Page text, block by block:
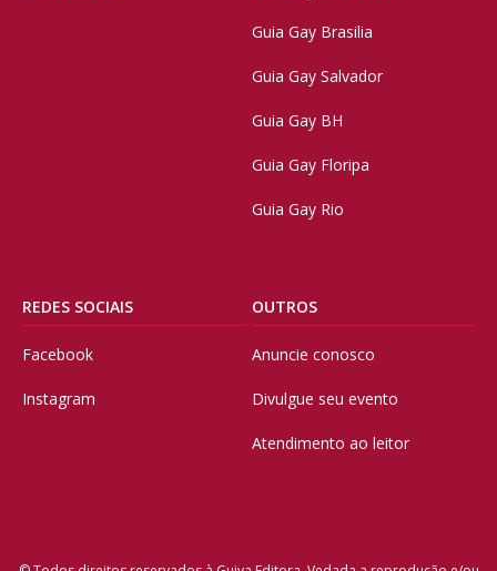
Guia Gay Brasilia
Guia Gay Salvador
Guia Gay BH
Guia Gay Floripa
Guia Gay Rio
REDES SOCIAIS
Facebook
Instagram
OUTROS
Anuncie conosco
Divulgue seu evento
Atendimento ao leitor